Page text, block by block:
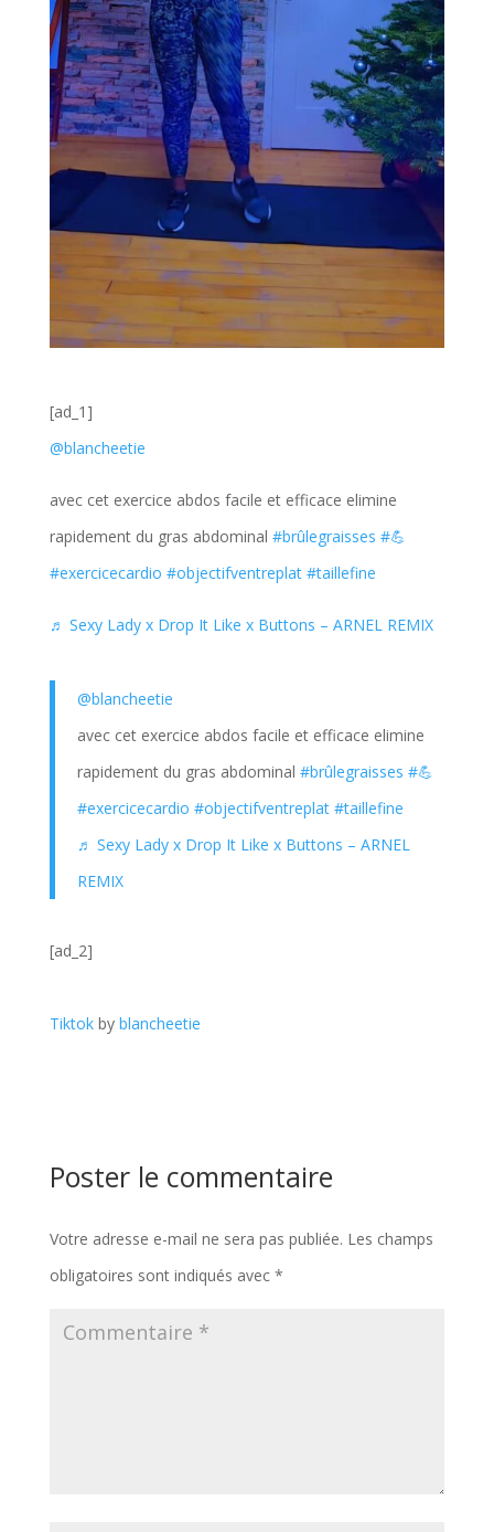
[ad_1]
@blancheetie
avec cet exercice abdos facile et efficace elimine
rapidement du gras abdominal #brûlegraisses #💪
#exercicecardio #objectifventreplat #taillefine
♬ Sexy Lady x Drop It Like x Buttons – ARNEL REMIX
@blancheetie
avec cet exercice abdos facile et efficace elimine
rapidement du gras abdominal #brûlegraisses #💪
#exercicecardio #objectifventreplat #taillefine
♬ Sexy Lady x Drop It Like x Buttons – ARNEL
REMIX
[ad_2]
Tiktok by blancheetie
Poster le commentaire
Votre adresse e-mail ne sera pas publiée. Les champs
obligatoires sont indiqués avec *